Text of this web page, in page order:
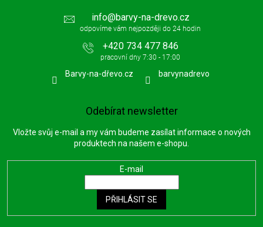
info@barvy-na-drevo.cz
+420 734 477 846
Barvy-na-dřevo.cz barvynadrevo
Odebírat newsletter
Vložte svůj e-mail a my vám budeme zasílat informace o nových
produktech na našem e-shopu.
E-mail
PŘIHLÁSIT SE